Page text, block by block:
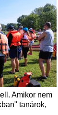
Amikor nem
tanárok,